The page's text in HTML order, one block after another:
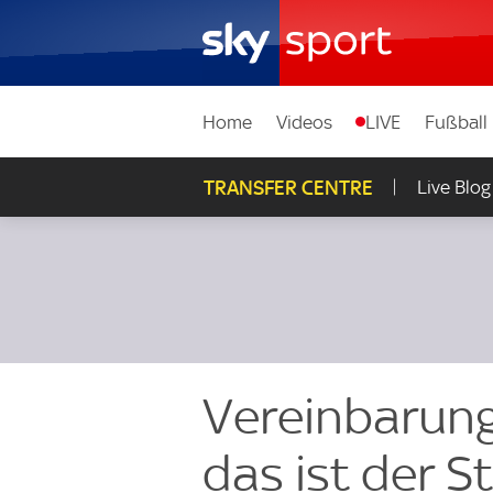
Home Videos LIVE Fußball
TRANSFER CENTRE Live Blog
das ist der